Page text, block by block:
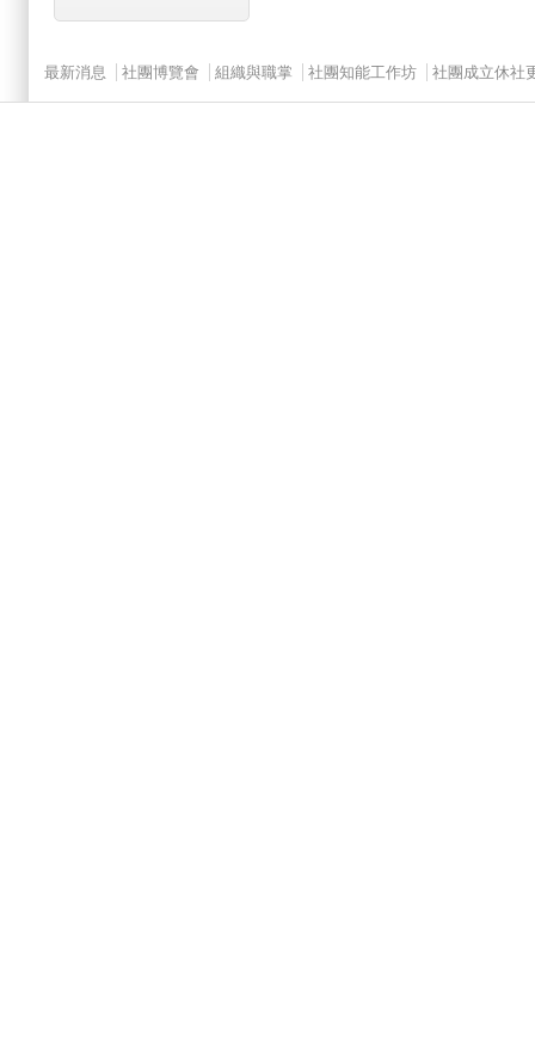
Main menu 2
最新消息 社團博覽會 組織與職掌 社團知能工作坊 社團成立休社